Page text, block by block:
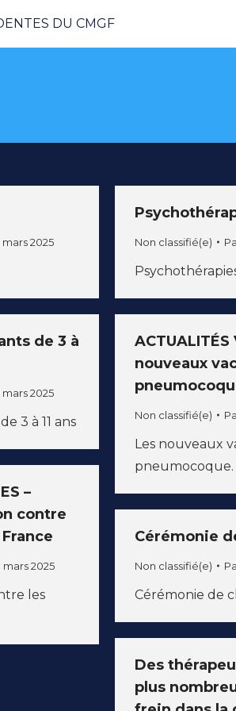
DU CMGF
mars 2025 Non classifié(e)
de 3 à
mars 2025
3 à 11 ans
ACTUALITÉS
nouveaux
Non classifié(e)
Les nouveaux
pneumocoque.
–
contre
mars 2025
les
Cérémonie
Non classifié(e)
Cérémonie de
Des
plus